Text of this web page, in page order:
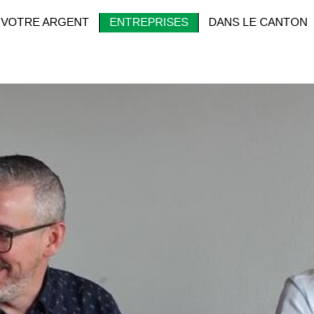
VOTRE ARGENT ENTREPRISES DANS LE CANTON